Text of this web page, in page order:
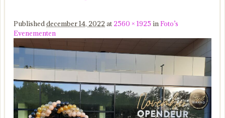
Publisheddecember 14, 2022 at 2560 × 1925 inFoto’s
Evenementen